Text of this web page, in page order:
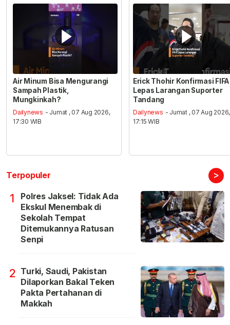
Air Minum Bisa Mengurangi
Sampah Plastik,
Mungkinkah?
Dailynews - Jumat , 07 Aug 2026,
17:30 WIB
Erick Thohir Konfirmasi FIFA
Lepas Larangan Suporter
Tandang
Dailynews - Jumat , 07 Aug 2026,
17:15 WIB
Terpopuler >
1
Polres Jaksel: Tidak Ada
Ekskul Menembak di
Sekolah Tempat
Ditemukannya Ratusan
Senpi
2 Turki, Saudi, Pakistan
Dilaporkan Bakal Teken
Pakta Pertahanan di
Makkah